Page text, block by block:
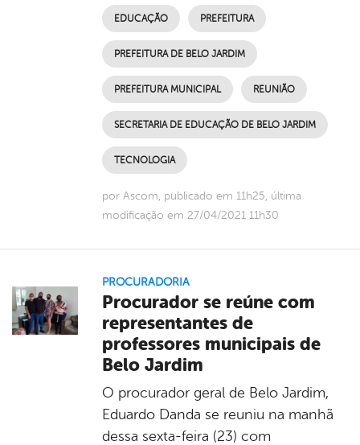
EDUCAÇÃO PREFEITURA
PREFEITURA DE BELO JARDIM
PREFEITURA MUNICIPAL REUNIÃO
SECRETARIA DE EDUCAÇÃO DE BELO JARDIM
TECNOLOGIA
por Ascom, publicado em 11h25, última
modificação em 27/04/2021 11h30
PROCURADORIA
Procurador se reúne com
representantes de
professores municipais de
Belo Jardim
O procurador geral de Belo Jardim,
Eduardo Danda se reuniu na manhã
dessa sexta-feira (23) com